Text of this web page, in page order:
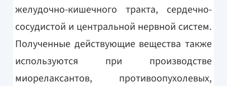
желудочно-кишечного тракта, сердечно-
сосудистой и центральной нервной систем.
Полученные действующие вещества также
используются при производстве
миорелаксантов, противоопухолевых,